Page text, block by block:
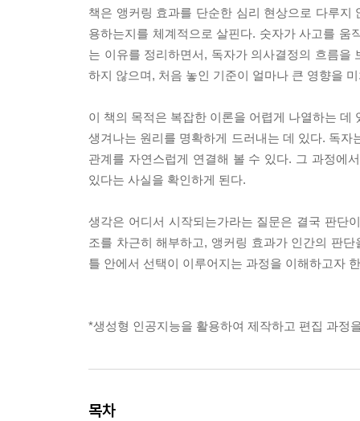
책은 앵커링 효과를 단순한 심리 현상으로 다루
용하는지를 체계적으로 살핀다. 숫자가 사고를
는 이유를 정리하면서, 독자가 의사결정의 흐름
하지 않으며, 처음 놓인 기준이 얼마나 큰 영향을
이 책의 목적은 복잡한 이론을 어렵게 나열하는
생겨나는 원리를 명확하게 드러내는 데 있다. 독
관계를 자연스럽게 연결해 볼 수 있다. 그 과정에
있다는 사실을 확인하게 된다.
생각은 어디서 시작되는가라는 질문은 결국 판단
조를 차근히 해부하고, 앵커링 효과가 인간의 판
틀 안에서 선택이 이루어지는 과정을 이해하고자
*생성형 인공지능을 활용하여 제작하고 편집 과정
목차